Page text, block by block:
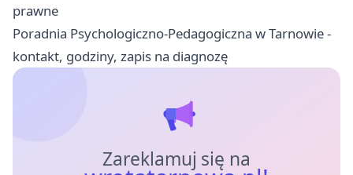
prawne
Poradnia Psychologiczno-Pedagogiczna w Tarnowie -
kontakt, godziny, zapis na diagnozę
Zareklamuj się na